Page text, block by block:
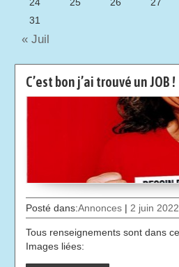
C’est bon j’ai trouvé un JOB !
Posté dans:Annonces | 2 juin 2022
Tous renseignements sont dans
Images liées:
24
25 26 27
31
« Juil